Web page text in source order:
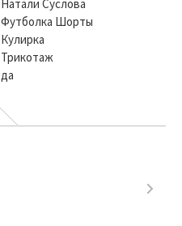
Натали Суслова
Футболка Шорты
Кулирка
Трикотаж
да